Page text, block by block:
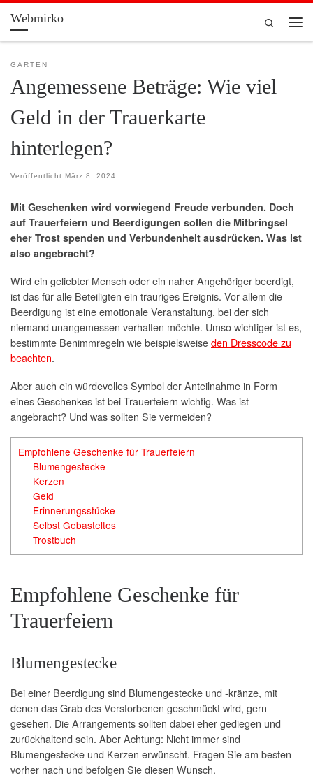
Zum Inhalt springen
Webmirko
Search
GARTEN
Angemessene Beträge: Wie viel
Geld in der Trauerkarte
hinterlegen?
Veröffentlicht März 8, 2024
Mit Geschenken wird vorwiegend Freude verbunden. Doch
auf Trauerfeiern und Beerdigungen sollen die Mitbringsel
eher Trost spenden und Verbundenheit ausdrücken. Was ist
also angebracht?
Wird ein geliebter Mensch oder ein naher Angehöriger beerdigt,
ist das für alle Beteiligten ein trauriges Ereignis. Vor allem die
Beerdigung ist eine emotionale Veranstaltung, bei der sich
niemand unangemessen verhalten möchte. Umso wichtiger ist es,
bestimmte Benimmregeln wie beispielsweiseden Dresscode zu
beachten.
Aber auch ein würdevolles Symbol der Anteilnahme in Form
eines Geschenkes ist bei Trauerfeiern wichtig. Was ist
angebracht? Und was sollten Sie vermeiden?
Empfohlene Geschenke für Trauerfeiern
Blumengestecke
Kerzen
Geld
Erinnerungsstücke
Selbst Gebasteltes
Trostbuch
Empfohlene Geschenke für
Trauerfeiern
Blumengestecke
Bei einer Beerdigung sind Blumengestecke und -kränze, mit
denen das Grab des Verstorbenen geschmückt wird, gern
gesehen. Die Arrangements sollten dabei eher gediegen und
zurückhaltend sein. Aber Achtung: Nicht immer sind
Blumengestecke und Kerzen erwünscht. Fragen Sie am besten
vorher nach und befolgen Sie diesen Wunsch.